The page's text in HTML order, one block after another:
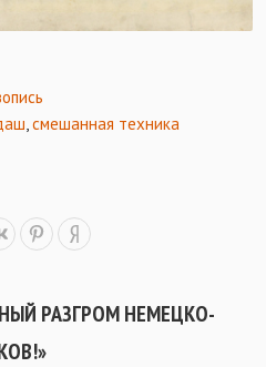
смешанная техника
РАЗГРОМ НЕМЕЦКО-